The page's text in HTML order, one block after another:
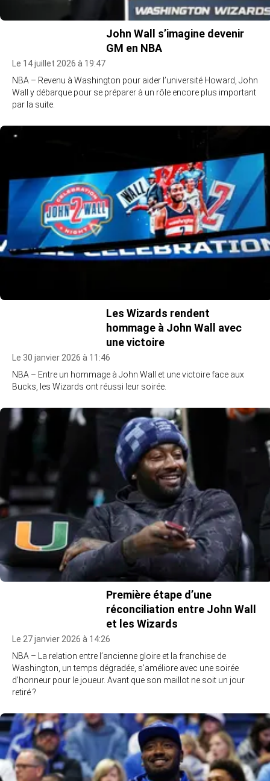
John Wall s’imagine devenir
GM en NBA
Le 14 juillet 2026 à 19:47
NBA – Revenu à Washington pour aider l’université Howard, John
Wall y débarque pour se préparer à un rôle encore plus important
par la suite.
Les Wizards rendent
hommage à John Wall avec
une victoire
Le 30 janvier 2026 à 11:46
NBA – Entre un hommage à John Wall et une victoire face aux
Bucks, les Wizards ont réussi leur soirée.
Première étape d’une
réconciliation entre John Wall
et les Wizards
Le 27 janvier 2026 à 14:26
NBA – La relation entre l’ancienne gloire et la franchise de
Washington, un temps dégradée, s’améliore avec une soirée
d’honneur pour le joueur. Avant que son maillot ne soit un jour
retiré ?